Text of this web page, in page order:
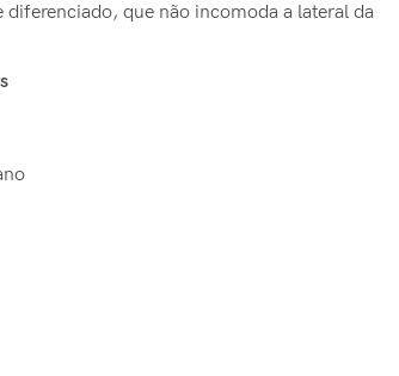
que não incomoda a lateral da